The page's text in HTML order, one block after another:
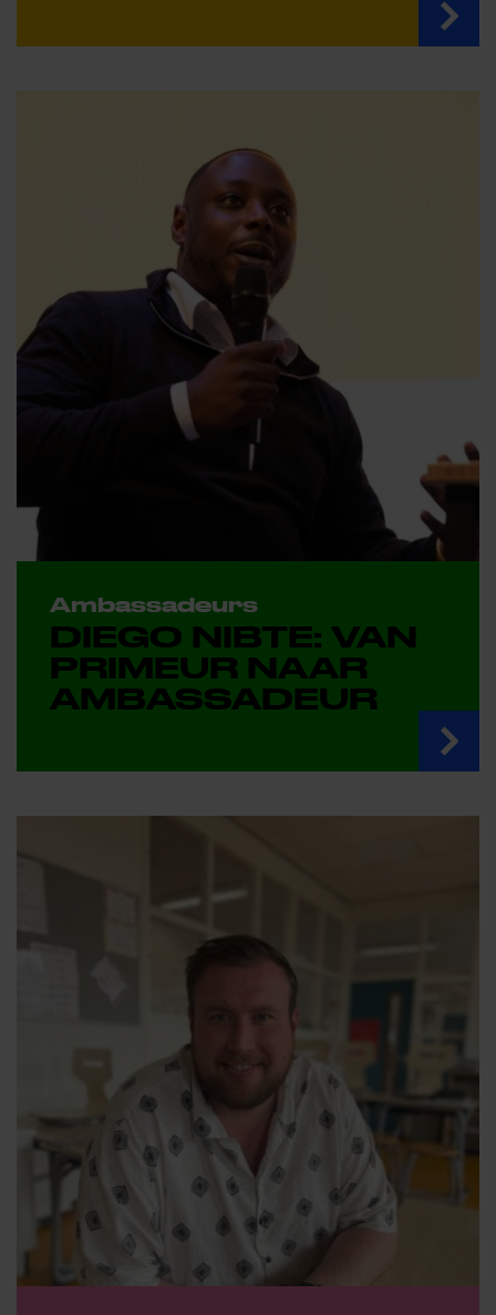
Ambassadeurs
DIEGO NIBTE: VAN
PRIMEUR NAAR
AMBASSADEUR